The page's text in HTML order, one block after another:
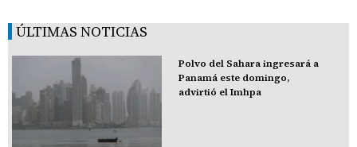
ÚLTIMAS NOTICIAS
Polvo del Sahara ingresará a
Panamá este domingo,
advirtió el Imhpa